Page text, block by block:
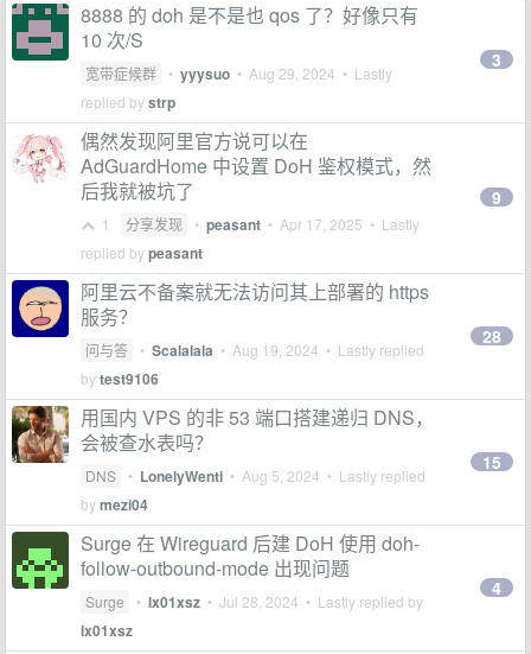
8888 的 doh 是不是也 qos 了？好像只有
10 次/S
宽带症候群 • yyysuo • Aug 29, 2024 • Lastly
replied bystrp
3
偶然发现阿里官方说可以在
AdGuardHome 中设置 DoH 鉴权模式，然
后我就被坑了
1 分享发现 • peasant • Apr 17, 2025 • Lastly
replied bypeasant
9
阿里云不备案就无法访问其上部署的 https
服务？
问与答 • Scalalala • Aug 19, 2024 • Lastly replied
bytest9106
28
用国内 VPS 的非 53 端口搭建递归 DNS，
会被查水表吗？
DNS • LonelyWenti • Aug 5, 2024 • Lastly replied
bymezi04
15
Surge 在 Wireguard 后建 DoH 使用 doh-
follow-outbound-mode 出现问题
Surge • lx01xsz • Jul 28, 2024 • Lastly replied by
lx01xsz
4